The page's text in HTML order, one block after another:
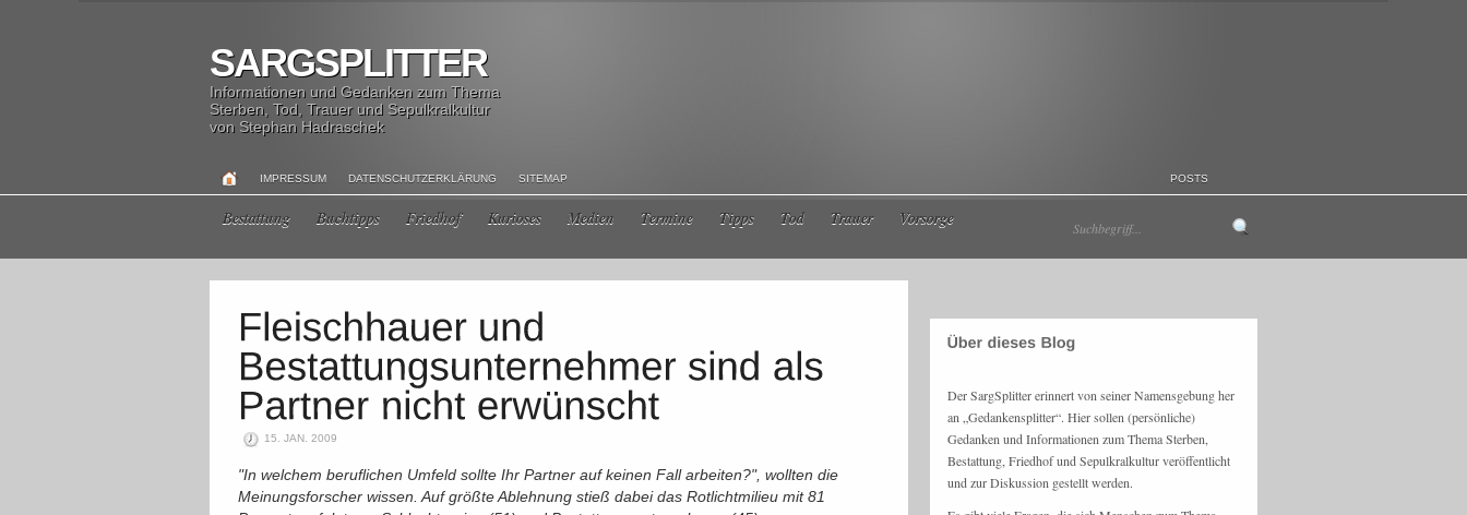
SARGSPLITTER
Informationen und Gedanken zum Thema
Sterben, Tod, Trauer und Sepulkralkultur
von Stephan Hadraschek
IMPRESSUM DATENSCHUTZERKLÄRUNG SITEMAP POSTS
Bestattung Buchtipps Friedhof Kurioses Medien Termine Tipps Tod Trauer Vorsorge
15. JAN. 2009
"In welchem beruflichen Umfeld sollte Ihr Partner auf keinen Fall arbeiten?", wollten die
Meinungsforscher wissen. Auf größte Ablehnung stieß dabei das Rotlichtmilieu mit 81
Der SargSplitter erinnert von seiner Namensgebung her
an „Gedankensplitter“. Hier sollen (persönliche)
Gedanken und Informationen zum Thema Sterben,
Bestattung, Friedhof und Sepulkralkultur veröffentlicht
und zur Diskussion gestellt werden.